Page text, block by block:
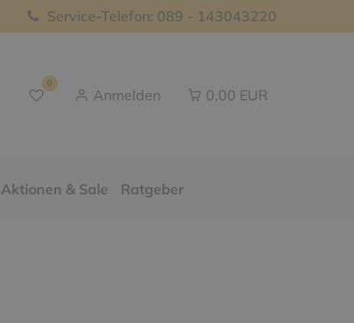
Service-Telefon: 089 - 143043220
0
Anmelden 0,00 EUR
Aktionen & Sale Ratgeber